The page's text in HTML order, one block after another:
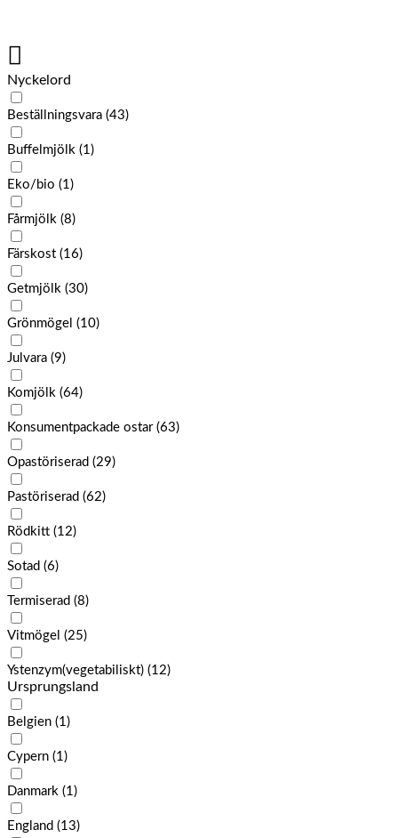
Nyckelord
Beställningsvara (43)
Buffelmjölk (1)
Eko/bio (1)
Fårmjölk (8)
Färskost (16)
Getmjölk (30)
Grönmögel (10)
Julvara (9)
Komjölk (64)
Konsumentpackade ostar (63)
Opastöriserad (29)
Pastöriserad (62)
Rödkitt (12)
Sotad (6)
Termiserad (8)
Vitmögel (25)
Ystenzym(vegetabiliskt) (12)
Ursprungsland
Belgien (1)
Cypern (1)
Danmark (1)
England (13)